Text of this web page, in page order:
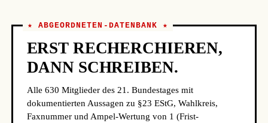
★ ABGEORDNETEN-DATENBANK ★
ERST RECHERCHIEREN,
DANN SCHREIBEN.
Alle 630 Mitglieder des 21. Bundestages mit
dokumentierten Aussagen zu §23 EStG, Wahlkreis,
Faxnummer und Ampel-Wertung von 1 (Frist-